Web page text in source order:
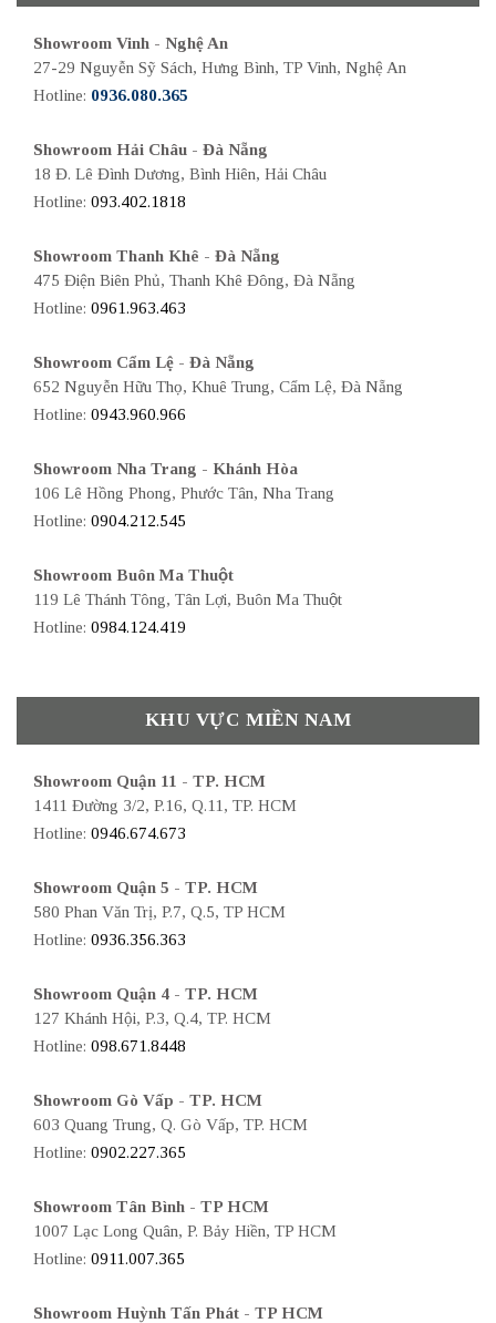
Showroom Vinh - Nghệ An
27-29 Nguyễn Sỹ Sách, Hưng Bình, TP Vinh, Nghệ An
Hotline: 0936.080.365
Showroom Hải Châu - Đà Nẵng
18 Đ. Lê Đình Dương, Bình Hiên, Hải Châu
Hotline: 093.402.1818
Showroom Thanh Khê - Đà Nẵng
475 Điện Biên Phủ, Thanh Khê Đông, Đà Nẵng
Hotline: 0961.963.463
Showroom Cẩm Lệ - Đà Nẵng
652 Nguyễn Hữu Thọ, Khuê Trung, Cẩm Lệ, Đà Nẵng
Hotline: 0943.960.966
Showroom Nha Trang - Khánh Hòa
106 Lê Hồng Phong, Phước Tân, Nha Trang
Hotline: 0904.212.545
Showroom Buôn Ma Thuột
119 Lê Thánh Tông, Tân Lợi, Buôn Ma Thuột
Hotline: 0984.124.419
KHU VỰC MIỀN NAM
Showroom Quận 11 - TP. HCM
1411 Đường 3/2, P.16, Q.11, TP. HCM
Hotline: 0946.674.673
Showroom Quận 5 - TP. HCM
580 Phan Văn Trị, P.7, Q.5, TP HCM
Hotline: 0936.356.363
Showroom Quận 4 - TP. HCM
127 Khánh Hội, P.3, Q.4, TP. HCM
Hotline: 098.671.8448
Showroom Gò Vấp - TP. HCM
603 Quang Trung, Q. Gò Vấp, TP. HCM
Hotline: 0902.227.365
Showroom Tân Bình - TP HCM
1007 Lạc Long Quân, P. Bảy Hiền, TP HCM
Hotline: 0911.007.365
Showroom Huỳnh Tấn Phát - TP HCM